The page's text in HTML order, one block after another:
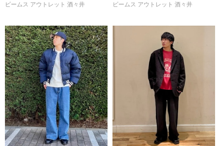
ビームス アウトレット 酒々井 ビームス アウトレット 酒々井